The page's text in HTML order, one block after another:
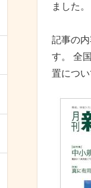
ました
記事の
す。 全
置につ